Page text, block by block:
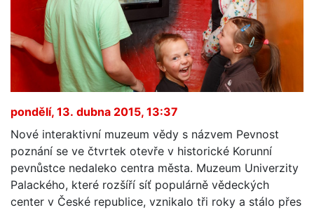
pondělí, 13. dubna 2015, 13:37
Nové interaktivní muzeum vědy s názvem Pevnost
poznání se ve čtvrtek otevře v historické Korunní
pevnůstce nedaleko centra města. Muzeum Univerzity
Palackého, které rozšíří síť populárně vědeckých
center v České republice, vznikalo tři roky a stálo přes